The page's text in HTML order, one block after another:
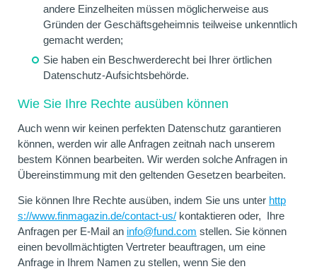
andere Einzelheiten müssen möglicherweise aus
Gründen der Geschäftsgeheimnis teilweise unkenntlich
gemacht werden;
Sie haben ein Beschwerderecht bei Ihrer örtlichen
Datenschutz-Aufsichtsbehörde.
Wie Sie Ihre Rechte ausüben können
Auch wenn wir keinen perfekten Datenschutz garantieren
können, werden wir alle Anfragen zeitnah nach unserem
bestem Können bearbeiten. Wir werden solche Anfragen in
Übereinstimmung mit den geltenden Gesetzen bearbeiten.
Sie können Ihre Rechte ausüben, indem Sie uns unter http
s://www.finmagazin.de/contact-us/ kontaktieren oder, Ihre
Anfragen per E-Mail an info@fund.com stellen. Sie können
einen bevollmächtigten Vertreter beauftragen, um eine
Anfrage in Ihrem Namen zu stellen, wenn Sie den